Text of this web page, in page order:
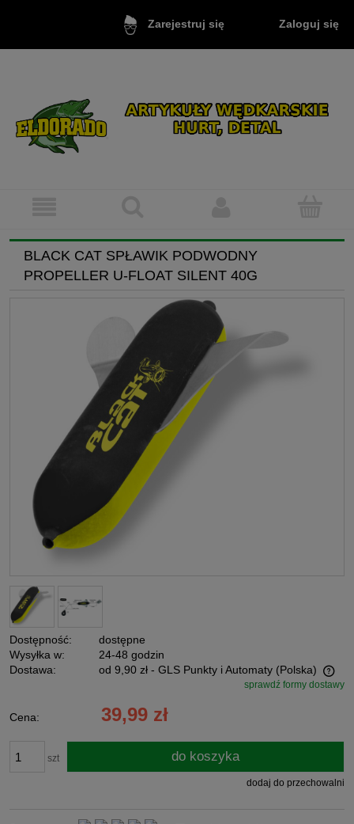
Zarejestruj się Zaloguj się
BLACK CAT SPŁAWIK PODWODNY
PROPELLER U-FLOAT SILENT 40G
Dostępność:
dostępne
Wysyłka w:
24-48 godzin
Dostawa:
od 9,90 zł - GLS Punkty i Automaty (Polska)
Cena nie zawiera ewentualnych kosztów płatnościsprawdź formy dostawy
Cena: 39,99 zł
szt do koszyka
dodaj do przechowalni